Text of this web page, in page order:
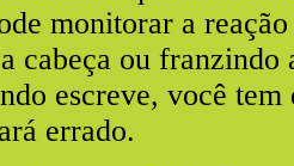
monitorar a
cabeça ou franzindo
escreve, você
errado.